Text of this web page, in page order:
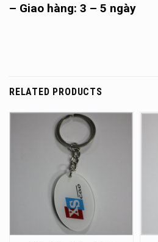
– Giao hàng: 3 – 5 ngày
RELATED PRODUCTS